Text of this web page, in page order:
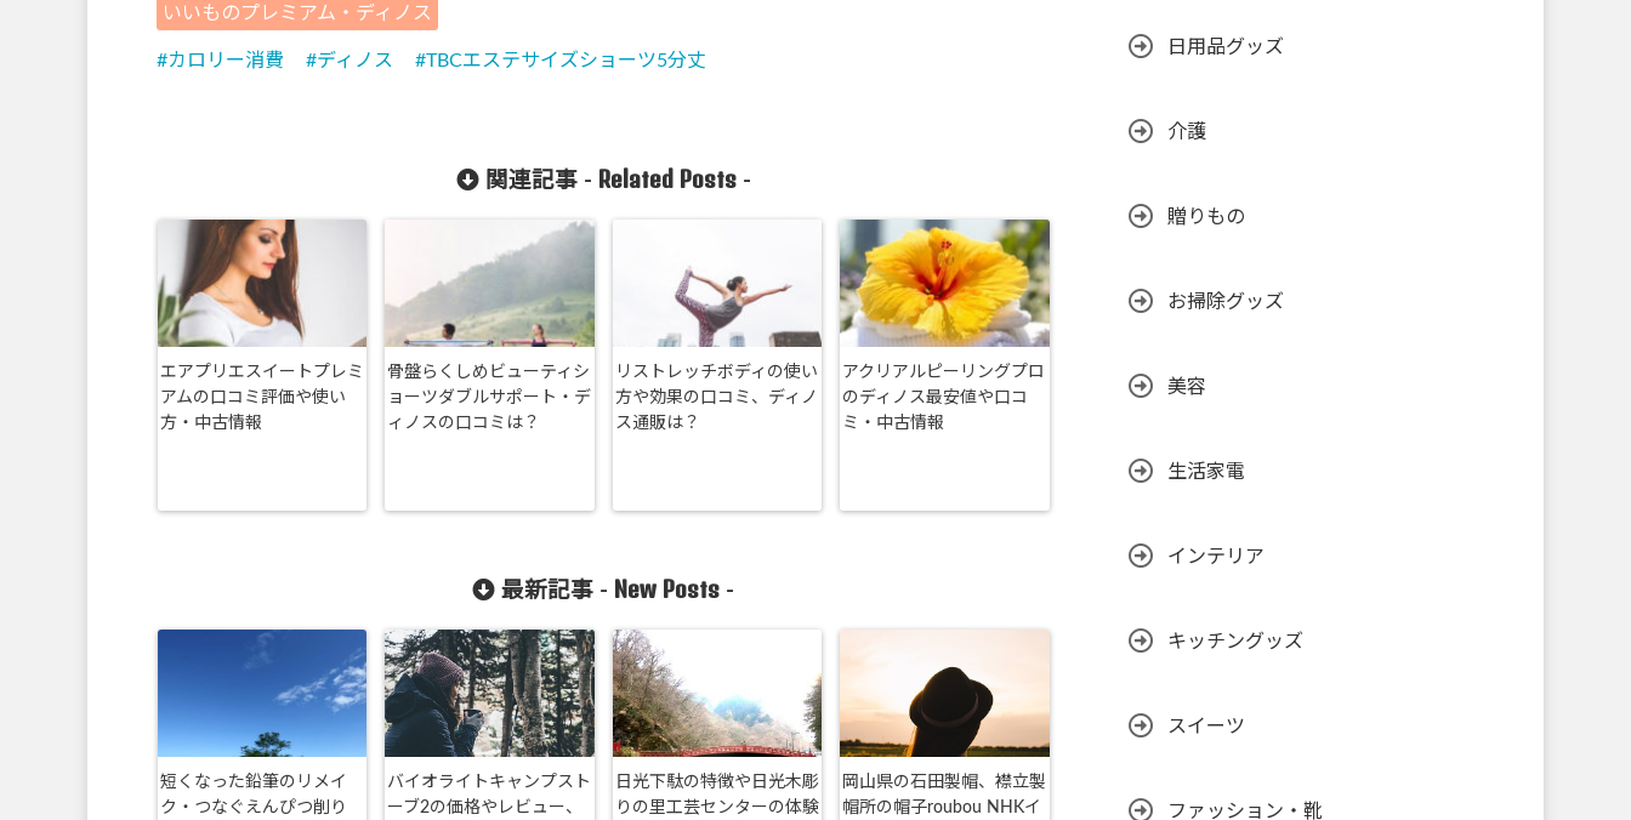
いいものプレミアム・ディノス
カロリー消費 ディノス TBCエステサイズショーツ5分丈
関連記事 - Related Posts-
エアプリエスイートプレミ
アムの口コミ評価や使い
方・中古情報
骨盤らくしめビューティシ
ョーツダブルサポート・デ
ィノスの口コミは？
リストレッチボディの使い
方や効果の口コミ、ディノ
ス通販は？
アクリアルピーリングプロ
のディノス最安値や口コ
ミ・中古情報
最新記事 - New Posts -
短くなった鉛筆のリメイ
ク・つなぐえんぴつ削り
バイオライトキャンプスト
ーブ2の価格やレビュー、
日光下駄の特徴や日光木彫
りの里工芸センターの体験
岡山県の石田製帽、襟立製
帽所の帽子roubou NHKイ
日用品グッズ
介護
贈りもの
お掃除グッズ
美容
生活家電
インテリア
キッチングッズ
スイーツ
ファッション・靴